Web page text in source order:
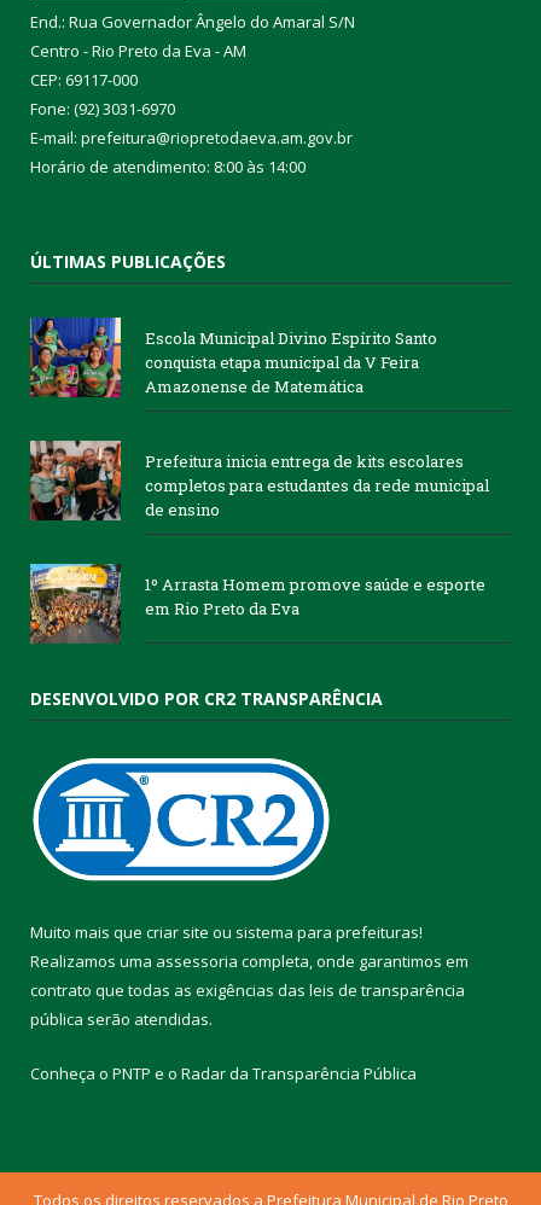
End.: Rua Governador Ângelo do Amaral S/N
Centro - Rio Preto da Eva - AM
CEP: 69117-000
Fone: (92) 3031-6970
E-mail: prefeitura@riopretodaeva.am.gov.br
Horário de atendimento: 8:00 às 14:00
ÚLTIMAS PUBLICAÇÕES
Escola Municipal Divino Espírito Santo
conquista etapa municipal da V Feira
Amazonense de Matemática
Prefeitura inicia entrega de kits escolares
completos para estudantes da rede municipal
de ensino
1º Arrasta Homem promove saúde e esporte
em Rio Preto da Eva
DESENVOLVIDO POR CR2 TRANSPARÊNCIA
Muito mais que criar site ou sistema para prefeituras!
Realizamos uma assessoria completa, onde garantimos em
contrato que todas as exigências das leis de transparência
pública serão atendidas.
Conheça o PNTP e o Radar da Transparência Pública